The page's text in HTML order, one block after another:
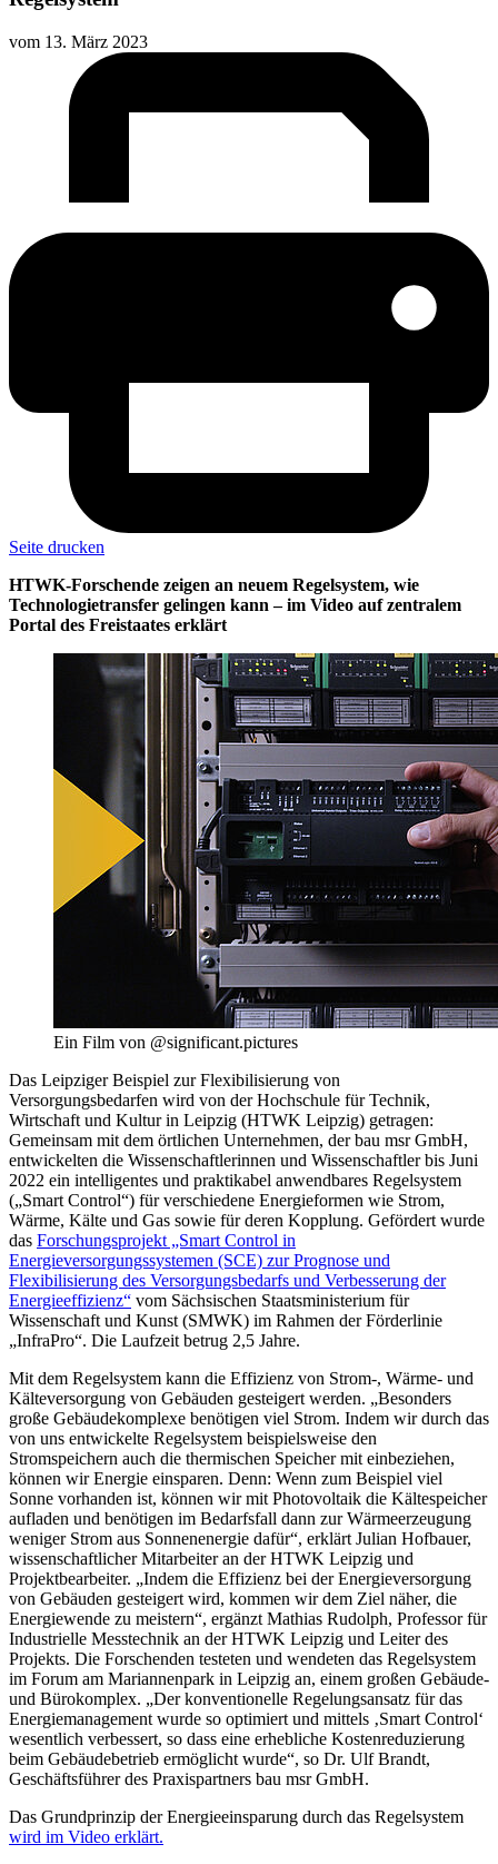
vom 13. März 2023
Seite drucken
HTWK-Forschende zeigen an neuem Regelsystem, wie
Technologietransfer gelingen kann – im Video auf zentralem
Portal des Freistaates erklärt
Ein Film von @significant.pictures
Das Leipziger Beispiel zur Flexibilisierung von
Versorgungsbedarfen wird von der Hochschule für Technik,
Wirtschaft und Kultur in Leipzig (HTWK Leipzig) getragen:
Gemeinsam mit dem örtlichen Unternehmen, der bau msr GmbH,
entwickelten die Wissenschaftlerinnen und Wissenschaftler bis Juni
2022 ein intelligentes und praktikabel anwendbares Regelsystem
(„Smart Control“) für verschiedene Energieformen wie Strom,
Wärme, Kälte und Gas sowie für deren Kopplung. Gefördert wurde
das Forschungsprojekt „Smart Control in
Energieversorgungssystemen (SCE) zur Prognose und
Flexibilisierung des Versorgungsbedarfs und Verbesserung der
Energieeffizienz“ vom Sächsischen Staatsministerium für
Wissenschaft und Kunst (SMWK) im Rahmen der Förderlinie
„InfraPro“. Die Laufzeit betrug 2,5 Jahre.
Mit dem Regelsystem kann die Effizienz von Strom-, Wärme- und
Kälteversorgung von Gebäuden gesteigert werden. „Besonders
große Gebäudekomplexe benötigen viel Strom. Indem wir durch das
von uns entwickelte Regelsystem beispielsweise den
Stromspeichern auch die thermischen Speicher mit einbeziehen,
können wir Energie einsparen. Denn: Wenn zum Beispiel viel
Sonne vorhanden ist, können wir mit Photovoltaik die Kältespeicher
aufladen und benötigen im Bedarfsfall dann zur Wärmeerzeugung
weniger Strom aus Sonnenenergie dafür“, erklärt Julian Hofbauer,
wissenschaftlicher Mitarbeiter an der HTWK Leipzig und
Projektbearbeiter. „Indem die Effizienz bei der Energieversorgung
von Gebäuden gesteigert wird, kommen wir dem Ziel näher, die
Energiewende zu meistern“, ergänzt Mathias Rudolph, Professor für
Industrielle Messtechnik an der HTWK Leipzig und Leiter des
Projekts. Die Forschenden testeten und wendeten das Regelsystem
im Forum am Mariannenpark in Leipzig an, einem großen Gebäude-
und Bürokomplex. „Der konventionelle Regelungsansatz für das
Energiemanagement wurde so optimiert und mittels ‚Smart Control‘
wesentlich verbessert, so dass eine erhebliche Kostenreduzierung
beim Gebäudebetrieb ermöglicht wurde“, so Dr. Ulf Brandt,
Geschäftsführer des Praxispartners bau msr GmbH.
Das Grundprinzip der Energieeinsparung durch das Regelsystem
wird im Video erklärt.